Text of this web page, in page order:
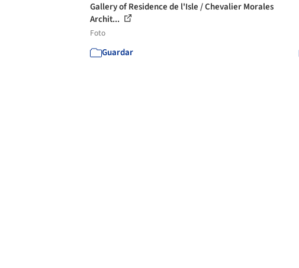
Gallery of Residence de l'Isle / Chevalier Morales
Archit...
Foto
Guardar